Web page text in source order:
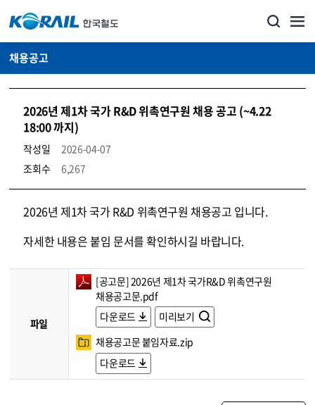
채용공고
2026년 제1차 국가 R&D 위촉연구원 채용 공고 (~4.22
18:00 까지)
작성일
2026-04-07
조회수
6,267
코레일소개_경영공시_채용공고 상세보기 – 내용, 파일, 담당자 연락처로 구성
2026년 제1차 국가 R&D 위촉연구원 채용공고 입니다.
자세한 내용은 붙임 문서를 확인하시길 바랍니다.
파일
[공고문] 2026년 제1차 국가R&D 위촉연구원
채용공고문.pdf
다운로드
미리보기
채용공고문 붙임자료.zip
다운로드